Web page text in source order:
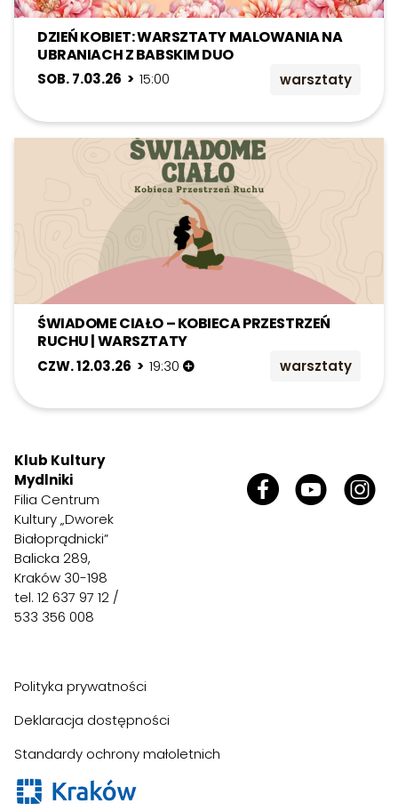
DZIEŃ KOBIET: WARSZTATY MALOWANIA NA
UBRANIACH Z BABSKIM DUO
SOB. 7.03.26 > 15:00 warsztaty
ŚWIADOME CIAŁO – KOBIECA PRZESTRZEŃ
RUCHU | WARSZTATY
CZW. 12.03.26 > 19:30 warsztaty
Klub Kultury
Mydlniki
Filia Centrum
Kultury „Dworek
Białoprądnicki”
Balicka 289,
Kraków 30-198
tel. 12 637 97 12 /
533 356 008
Polityka prywatności
Deklaracja dostępności
Standardy ochrony małoletnich